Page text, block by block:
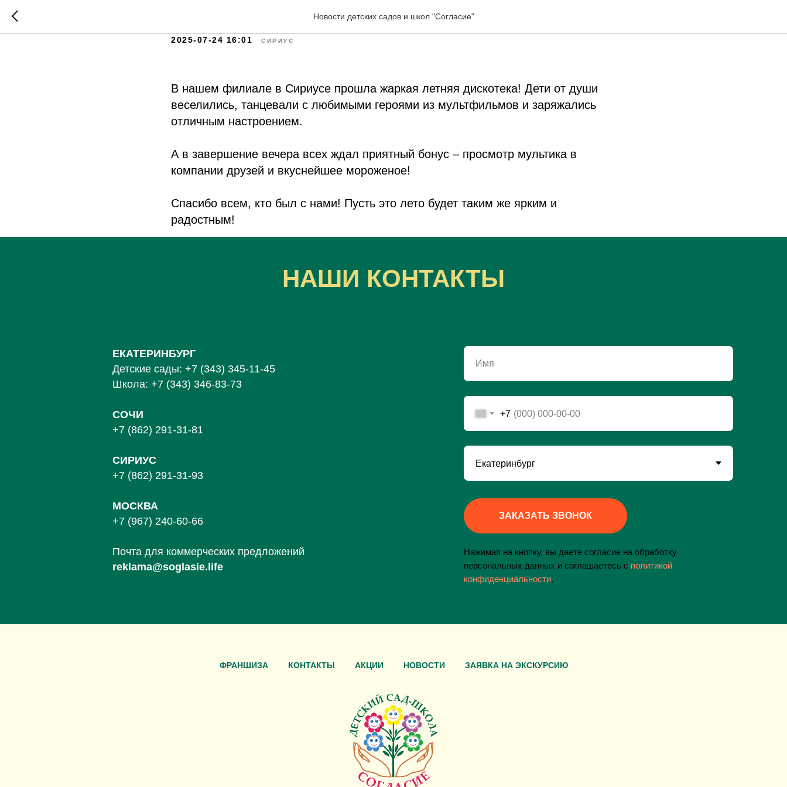
Новости детских садов и школ "Согласие"
Летняя диско-вечеринка в «Согласии»
2025-07-24 16:01 СИРИУС
В нашем филиале в Сириусе прошла жаркая летняя дискотека! Дети от души
веселились, танцевали с любимыми героями из мультфильмов и заряжались
отличным настроением.
А в завершение вечера всех ждал приятный бонус – просмотр мультика в
компании друзей и вкуснейшее мороженое!
Спасибо всем, кто был с нами! Пусть это лето будет таким же ярким и
радостным!
НАШИ КОНТАКТЫ
ЕКАТЕРИНБУРГ
Детские сады: +7 (343) 345-11-45
Школа: +7 (343) 346-83-73
СОЧИ
+7 (862) 291-31-81
СИРИУС
+7 (862) 291-31-93
МОСКВА
+7 (967) 240-60-66
Почта для коммерческих предложений
reklama@soglasie.life
Имя
+7
ЗАКАЗАТЬ ЗВОНОК
Нажимая на кнопку, вы даете согласие на обработку
персональных данных и соглашаетесь c политикой
конфиденциальности.
ФРАНШИЗА КОНТАКТЫ АКЦИИ НОВОСТИ ЗАЯВКА НА ЭКСКУРСИЮ